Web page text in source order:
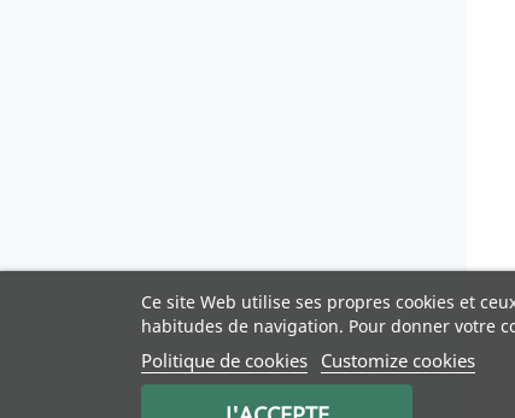
Ce site Web utilise ses propres cookies et
habitudes de navigation. Pour donner votre
Politique de cookies Customize cookies